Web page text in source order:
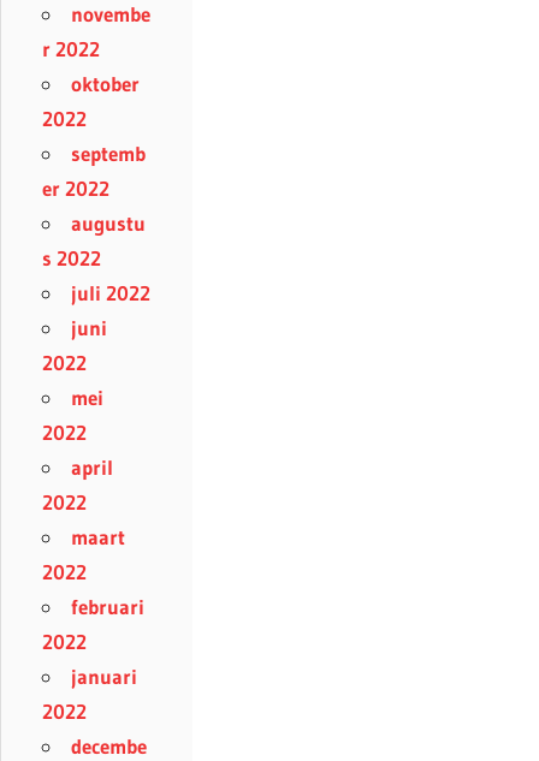
novembe
r 2022
oktober
2022
septemb
er 2022
augustu
s 2022
juli 2022
juni
2022
mei
2022
april
2022
maart
2022
februari
2022
januari
2022
decembe